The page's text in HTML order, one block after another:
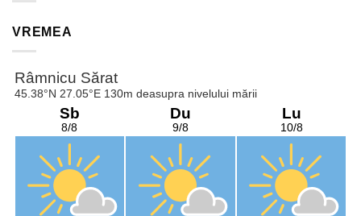
VREMEA